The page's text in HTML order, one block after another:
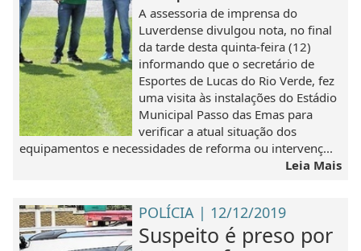
A assessoria de imprensa do
Luverdense divulgou nota, no final
da tarde desta quinta-feira (12)
informando que o secretário de
Esportes de Lucas do Rio Verde, fez
uma visita às instalações do Estádio
Municipal Passo das Emas para
verificar a atual situação dos
equipamentos e necessidades de reforma ou intervenç...
Leia Mais
POLÍCIA | 12/12/2019
Suspeito é preso por